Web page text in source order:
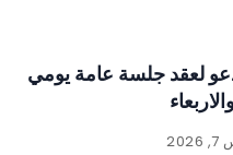
لعقد جلسة عامة يومي